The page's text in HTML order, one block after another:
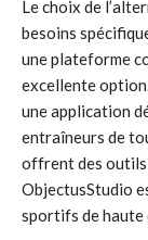
Le choix de
besoins
une plateforme
excellente
une application
entraîneurs de
offrent des outils
ObjectusStudio
sportifs de haute